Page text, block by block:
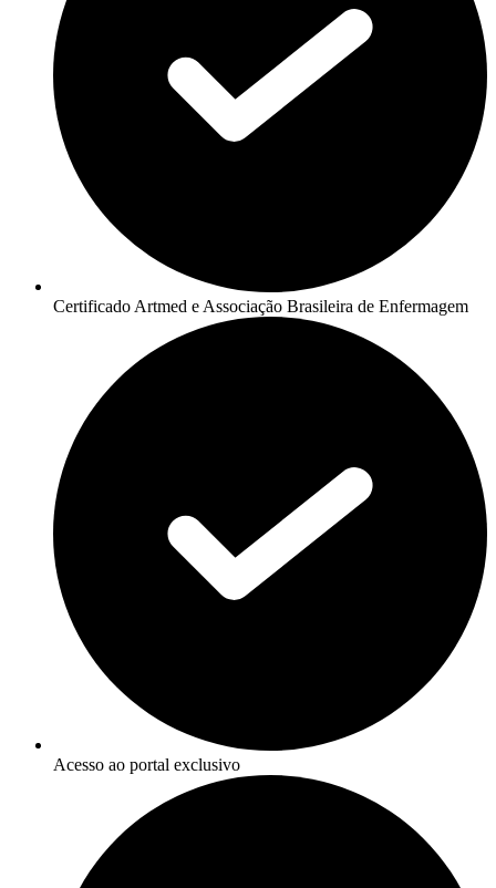
Certificado Artmed e Associação Brasileira de Enfermagem
Acesso ao portal exclusivo